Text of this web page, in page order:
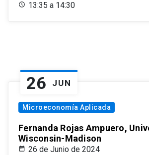
13:35 a 14:30
26 JUN
Microeconomía Aplicada
Fernanda Rojas Ampuero,
Wisconsin-Madison
26 de Junio de 2024